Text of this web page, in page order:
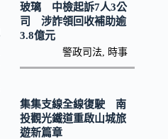
玻璃 中檢起訴7人3公
司 涉詐領回收補助逾
3.8億元
警政司法 時事
集集支線全線復駛 南
投觀光鐵道重啟山城旅
遊新篇章